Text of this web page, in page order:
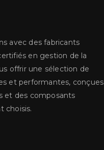
avec des fabricants
en gestion de la
offrir une sélection de
et performantes, conçues
et des composants
choisis.